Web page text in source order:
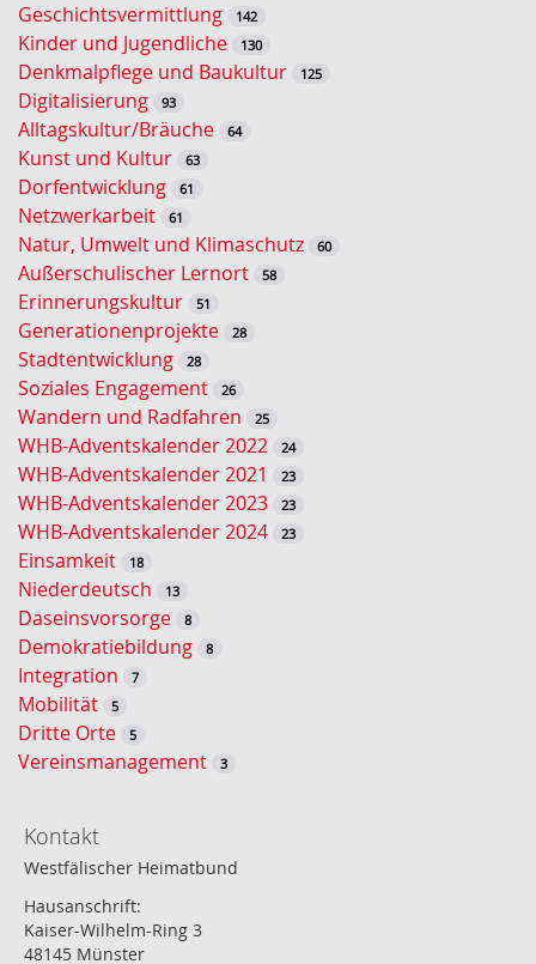
ü
s
s
e
l
w
o
r
t
-
S
u
c
h
e
Geschichtsvermittlung 142
Kinder und Jugendliche 130
Denkmalpflege und Baukultur 125
Digitalisierung 93
Alltagskultur/Bräuche 64
Kunst und Kultur 63
Dorfentwicklung 61
Netzwerkarbeit 61
Natur, Umwelt und Klimaschutz 60
Außerschulischer Lernort 58
Erinnerungskultur 51
Generationenprojekte 28
Stadtentwicklung 28
Soziales Engagement 26
Wandern und Radfahren 25
WHB-Adventskalender 2022 24
WHB-Adventskalender 2021 23
WHB-Adventskalender 2023 23
WHB-Adventskalender 2024 23
Einsamkeit 18
Niederdeutsch 13
Daseinsvorsorge 8
Demokratiebildung 8
Integration 7
Mobilität 5
Dritte Orte 5
Vereinsmanagement 3
Kontakt
Westfälischer Heimatbund
Hausanschrift:
Kaiser-Wilhelm-Ring 3
48145 Münster